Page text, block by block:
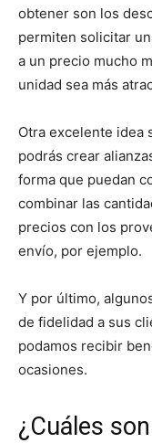
obtener son los
permiten solicitar
a un precio mucho
unidad sea más
Otra excelente idea
podrás crear
forma que puedan
combinar las
precios con los
envío, por ejemplo.
Y por último,
de fidelidad a sus
podamos recibir
ocasiones.
¿Cuáles